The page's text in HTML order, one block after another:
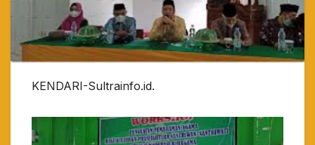
KENDARI-Sultrainfo.id.